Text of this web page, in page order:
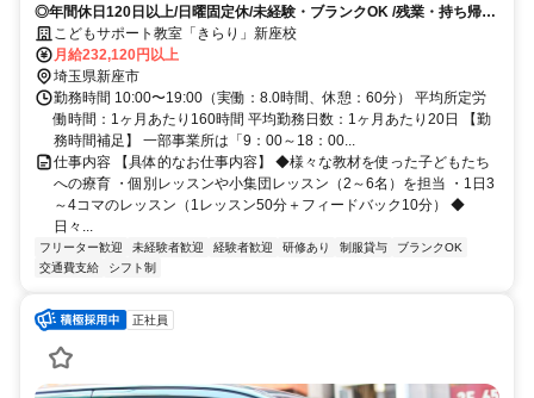
◎年間休日120日以上/日曜固定休/未経験・ブランクOK /残業・持ち帰り
仕事ナシ◇充実した研修であなたのスキルアップをしっかりサポートし
ます
こどもサポート教室「きらり」新座校
月給232,120円以上
埼玉県新座市
勤務時間 10:00〜19:00（実働：8.0時間、休憩：60分） 平均所定労
働時間：1ヶ月あたり160時間 平均勤務日数：1ヶ月あたり20日 【勤
務時間補足】 一部事業所は「9：00～18：00...
仕事内容 【具体的なお仕事内容】 ◆様々な教材を使った子どもたち
への療育 ・個別レッスンや小集団レッスン（2～6名）を担当 ・1日3
～4コマのレッスン（1レッスン50分＋フィードバック10分） ◆
日々...
フリーター歓迎 未経験者歓迎 経験者歓迎 研修あり 制服貸与
ブランクOK
交通費支給
シフト制
正社員